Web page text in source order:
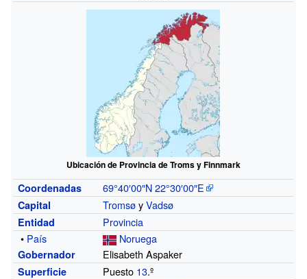
Ubicación de Provincia de Troms y Finnmark
Coordenadas 69°40′00″N22°30′00″E
Capital TromsøyVadsø
Entidad
Provincia
• País Noruega
Gobernador Elisabeth Aspaker
Superficie Puesto 13.º